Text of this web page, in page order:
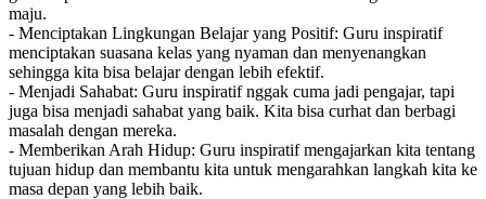
maju.
- Menciptakan Lingkungan Belajar yang Positif: Guru inspiratif
menciptakan suasana kelas yang nyaman dan menyenangkan
sehingga kita bisa belajar dengan lebih efektif.
- Menjadi Sahabat: Guru inspiratif nggak cuma jadi pengajar, tapi
juga bisa menjadi sahabat yang baik. Kita bisa curhat dan berbagi
masalah dengan mereka.
- Memberikan Arah Hidup: Guru inspiratif mengajarkan kita tentang
tujuan hidup dan membantu kita untuk mengarahkan langkah kita ke
masa depan yang lebih baik.